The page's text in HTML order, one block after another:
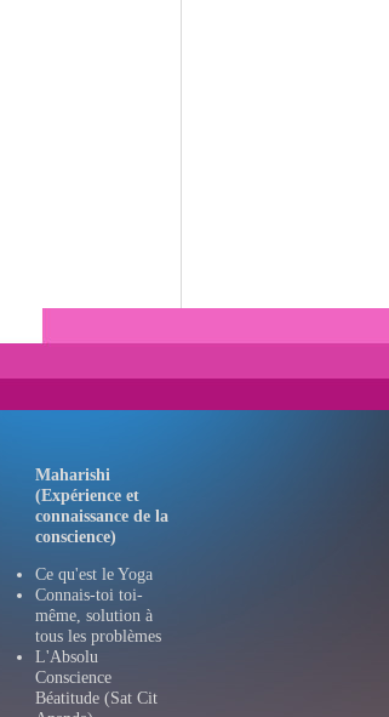
Maharishi
(Expérience et
connaissance de la
conscience)
Ce qu'est le Yoga
Connais-toi toi-
même, solution à
tous les problèmes
L'Absolu
Conscience
Béatitude (Sat Cit